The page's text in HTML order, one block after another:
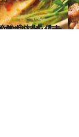
を使って体をポカポカに